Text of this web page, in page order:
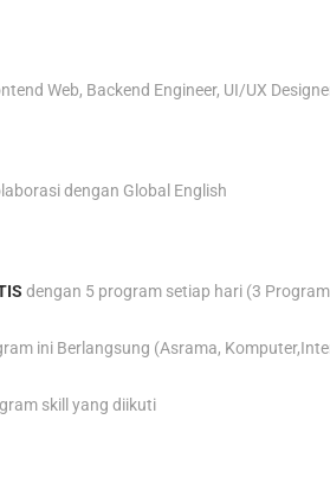
Web, Backend Engineer, UI/UX
dengan Global English
dengan 5 program setiap hari (3
ini Berlangsung (Asrama,
skill yang diikuti